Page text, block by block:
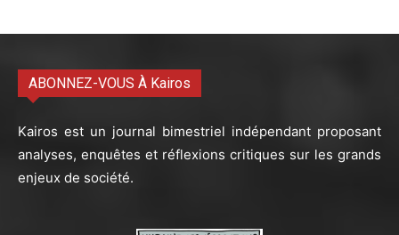
ABONNEZ-VOUS À Kairos
Kairos est un journal bimestriel indépendant proposant
analyses, enquêtes et réflexions critiques sur les grands
enjeux de société.